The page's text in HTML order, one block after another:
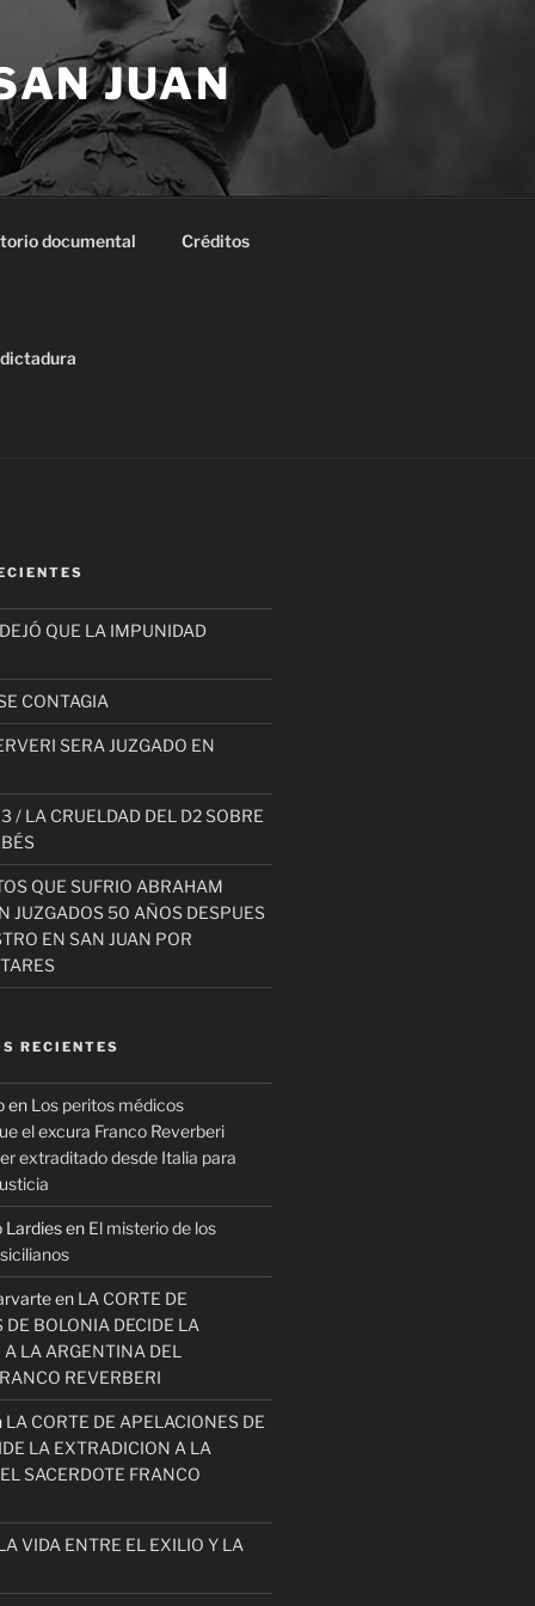
JUAN
documental Créditos
QUE LA IMPUNIDAD
CONTAGIA
SERA JUZGADO EN
/ LA CRUELDAD DEL D2 SOBRE
QUE SUFRIO ABRAHAM
JUZGADOS 50 AÑOS DESPUES
EN SAN JUAN POR
RECIENTES
en Los peritos médicos
el excura Franco Reverberi
extraditado desde Italia para
Lardiesen El misterio de los
en LA CORTE DE
DE BOLONIA DECIDE LA
LA ARGENTINA DEL
REVERBERI
LA CORTE DE APELACIONES DE
LA EXTRADICION A LA
SACERDOTE FRANCO
VIDA ENTRE EL EXILIO Y LA